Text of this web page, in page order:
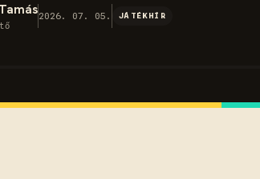
2026. 07. 05. JÁTÉKHÍR